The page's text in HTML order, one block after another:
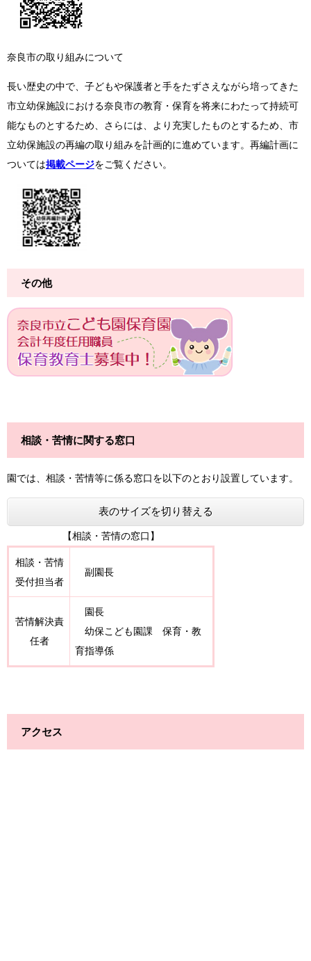
奈良市の取り組みについて
長い歴史の中で、子どもや保護者と手をたずさえながら培ってきた
市立幼保施設における奈良市の教育・保育を将来にわたって持続可
能なものとするため、さらには、より充実したものとするため、市
立幼保施設の再編の取り組みを計画的に進めています。再編計画に
ついては掲載ページをご覧ください。
その他
相談・苦情に関する窓口
園では、相談・苦情等に係る窓口を以下のとおり設置しています。
表のサイズを切り替える
【相談・苦情の窓口】
相談・苦情
受付担当者
副園長
苦情解決責
任者
園長
幼保こども園課 保育・教
育指導係
アクセス